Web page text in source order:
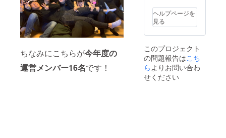
ちなみにこちらが今年度の
運営メンバー16名です！
ヘルプページを
見る
このプロジェクト
の問題報告はこち
らよりお問い合わ
せください